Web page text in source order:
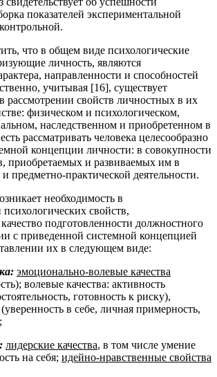
показателей экспериментальной
что в общем виде психологические
личность, являются
направленности и способностей
учитывая [16], существует
рассмотрении свойств личностных в их
физическом и психологическом,
наследственном и приобретенном в
рассматривать человека целесообразно
концепции личности: в совокупности
приобретаемых и развиваемых им в
предметно-практической деятельности.
необходимость в
свойств,
подготовленности должностного
с приведенной системной концепцией
их в следующем виде:
эмоционально-волевые качества
волевые качества: активность
готовность к риску),
в себе, личная примерность,
лидерские качества, в том числе умение
на себя; идейно-нравственные свойства